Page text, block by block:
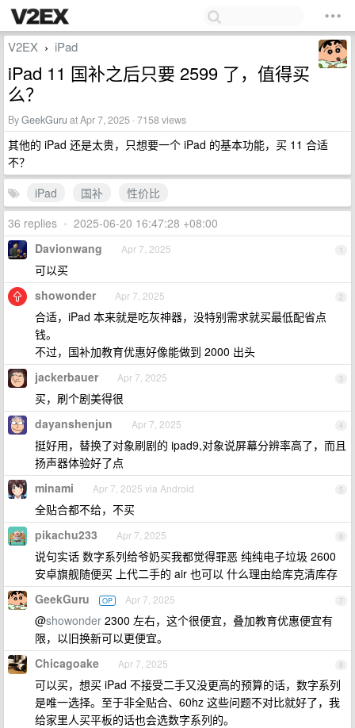
V2EX › iPad
iPad 11 国补之后只要 2599 了，值得买
么？
ByGeekGuru at Apr 7, 2025 · 7158 views
其他的 iPad 还是太贵，只想要一个 iPad 的基本功能，买 11 合适
不？
iPad
国补
性价比
36 replies • 2025-06-20 16:47:28 +08:00
1
Davionwang Apr 7, 2025
可以买
2
showonder Apr 7, 2025
合适，iPad 本来就是吃灰神器，没特别需求就买最低配省点
钱。
不过，国补加教育优惠好像能做到 2000 出头
3
jackerbauer Apr 7, 2025
买，刷个剧美得很
4
dayanshenjun Apr 7, 2025
挺好用，替换了对象刷剧的 ipad9,对象说屏幕分辨率高了，而且
扬声器体验好了点
5
minami Apr 7, 2025 via Android
全贴合都不给，不买
6
pikachu233 Apr 7, 2025
说句实话 数字系列给爷奶买我都觉得罪恶 纯纯电子垃圾 2600
安卓旗舰随便买 上代二手的 air 也可以 什么理由给库克清库存
7
GeekGuru OP Apr 7, 2025
@showonder 2300 左右，这个很便宜，叠加教育优惠便宜有
限，以旧换新可以更便宜。
8
Chicagoake Apr 7, 2025
可以买，想买 iPad 不接受二手又没更高的预算的话，数字系列
是唯一选择。至于非全贴合、60hz 这些问题不对比就好了，我
给家里人买平板的话也会选数字系列的。